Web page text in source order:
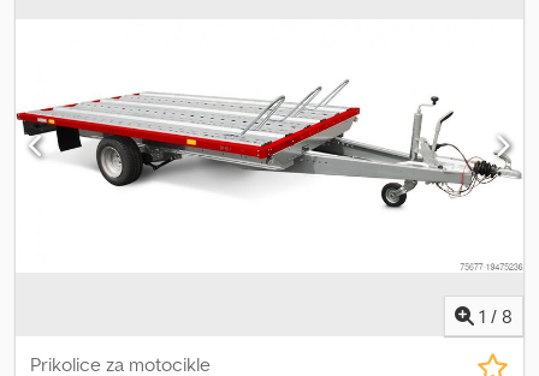
šasija plastična zaštita od ogrebotina na vučnoj kugli uključujući
pomoćni točak Oprema za osvetljenje moderna
multifunkcionalna rasveta sa svetlom za vožnju unazad sa zadnjim
maglenim svetlom 13-pinski priključak, EU-oprema Točkovi i
osovine robusna gumena torziona osovina kompaktni ležajevi
točka bez potrebe za održavanjem otpornim plastičnim
vezivanja i osiguranja tereta brojne mogućnosti za vezivanje
1 / 8
Prikolice za motocikle